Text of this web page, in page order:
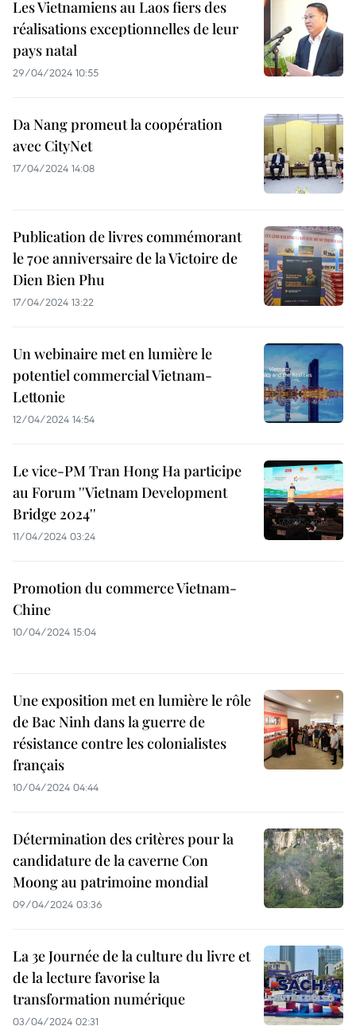
Les Vietnamiens au Laos fiers des
réalisations exceptionnelles de leur
pays natal
29/04/2024 10:55
Da Nang promeut la coopération
avec CityNet
17/04/2024 14:08
Publication de livres commémorant
le 70e anniversaire de la Victoire de
Dien Bien Phu
17/04/2024 13:22
Un webinaire met en lumière le
potentiel commercial Vietnam-
Lettonie
12/04/2024 14:54
Le vice-PM Tran Hong Ha participe
au Forum ''Vietnam Development
Bridge 2024''
11/04/2024 03:24
Promotion du commerce Vietnam-
Chine
10/04/2024 15:04
Une exposition met en lumière le rôle
de Bac Ninh dans la guerre de
résistance contre les colonialistes
français
10/04/2024 04:44
Détermination des critères pour la
candidature de la caverne Con
Moong au patrimoine mondial
09/04/2024 03:36
La 3e Journée de la culture du livre et
de la lecture favorise la
transformation numérique
03/04/2024 02:31